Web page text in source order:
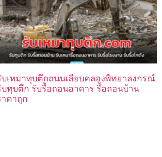
บเหมาทุบตึกถนนเลียบคลองพิทยาลงกรณ์
บทุบตึก รับรื้อถอนอาคาร รื้อถอนบ้าน
าคาถูก